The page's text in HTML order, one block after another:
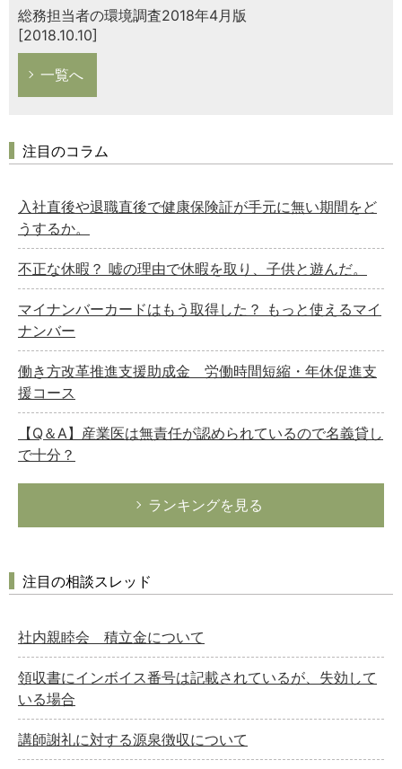
総務担当者の環境調査2018年4月版
[2018.10.10]
一覧へ
注目のコラム
入社直後や退職直後で健康保険証が手元に無い期間をど
うするか。
不正な休暇？ 嘘の理由で休暇を取り、子供と遊んだ。
マイナンバーカードはもう取得した？ もっと使えるマイ
ナンバー
働き方改革推進支援助成金 労働時間短縮・年休促進支
援コース
【Q＆A】産業医は無責任が認められているので名義貸し
で十分？
ランキングを見る
注目の相談スレッド
社内親睦会 積立金について
領収書にインボイス番号は記載されているが、失効して
いる場合
講師謝礼に対する源泉徴収について